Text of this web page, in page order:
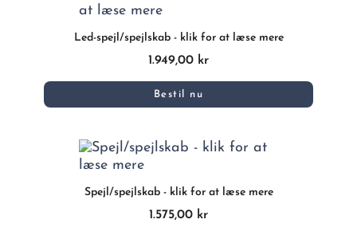
Led-spejl/spejlskab - klik for at læse mere
1.949,00 kr
Bestil nu
Spejl/spejlskab - klik for at læse mere
1.575,00 kr